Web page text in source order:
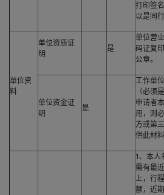
打印签
以是同
单位资
料
单位资质证
明
是
单位营
码证复
公章。
单位资金证
明
是
工作单
（必须
申请者
用，则
方或第
供此材料
1、本人
需有最
上，行
额，近